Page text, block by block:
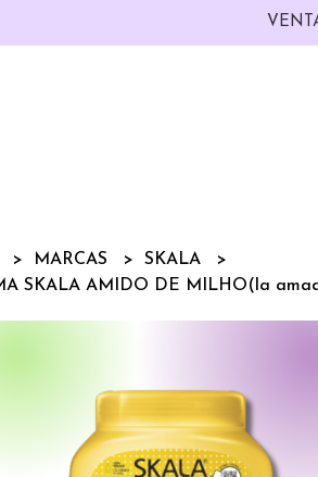
MARCAS
SKALA
SKALA AMIDO DE MILHO(la